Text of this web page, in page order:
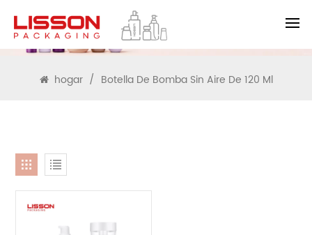
BUSCAR
hogar / Botella De Bomba Sin Aire De 120 Ml